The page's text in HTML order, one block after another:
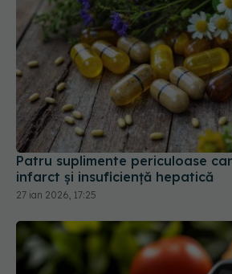
Patru suplimente periculoase
infarct și insuficiență hepatică
27 ian 2026, 17:25